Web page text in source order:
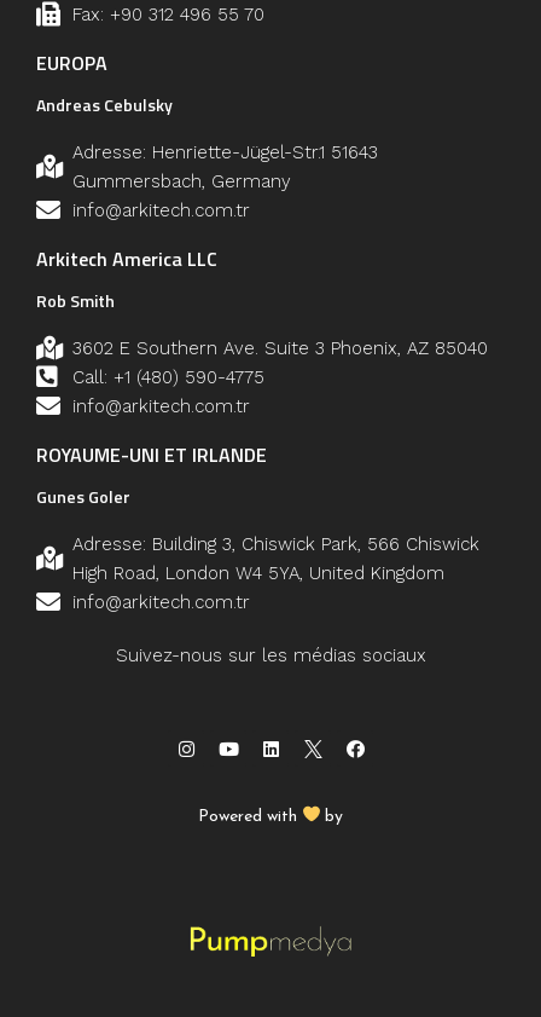
Fax: +90 312 496 55 70
EUROPA
Andreas Cebulsky
Adresse: Henriette-Jügel-Str.1 51643
Gummersbach, Germany
info@arkitech.com.tr
Arkitech America LLC
Rob Smith
3602 E Southern Ave. Suite 3 Phoenix, AZ 85040
Call: +1 (480) 590-4775
info@arkitech.com.tr
ROYAUME-UNI ET IRLANDE
Gunes Goler
Adresse: Building 3, Chiswick Park, 566 Chiswick
High Road, London W4 5YA, United Kingdom
info@arkitech.com.tr
Suivez-nous sur les médias sociaux
Powered with by